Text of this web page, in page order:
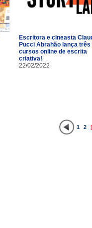
Escritora e cineasta
Pucci Abrahão lança três
cursos online de escrita
criativa!
22/02/2022
1 2